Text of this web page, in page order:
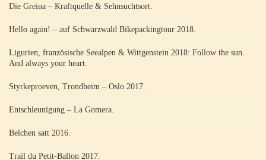
Die Greina – Kraftquelle & Sehnsuchtsort.
Hello again! – auf Schwarzwald Bikepackingtour 2018.
Ligurien, französische Seealpen & Wittgenstein 2018: Follow the sun.
And always your heart.
Styrkeproeven, Trondheim – Oslo 2017.
Entschleunigung – La Gomera.
Belchen satt 2016.
Trail du Petit-Ballon 2017.